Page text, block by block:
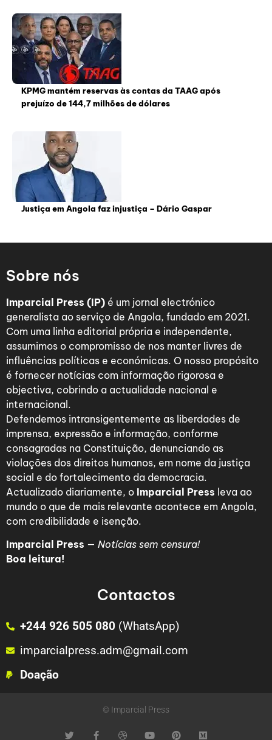
KPMG mantém reservas às contas da TAAG após
prejuízo de 144,7 milhões de dólares
Justiça em Angola faz injustiça – Dário Gaspar
Sobre nós
Imparcial Press (IP) é um jornal electrónico
generalista ao serviço de Angola, fundado em 2021.
Com uma linha editorial própria e independente,
assumimos o compromisso de nos manter livres de
influências políticas e económicas. O nosso propósito
é fornecer notícias com informação rigorosa e
objectiva, cobrindo a actualidade nacional e
internacional.
Defendemos intransigentemente as liberdades de
imprensa, expressão e informação, conforme
consagradas na Constituição, denunciando as
violações dos direitos humanos, em nome da justiça
social e do fortalecimento da democracia.
Actualizado diariamente, o Imparcial Press leva ao
mundo o que de mais relevante acontece em Angola,
com credibilidade e isenção.
Imparcial Press — Notícias sem censura!
Boa leitura!
Contactos
+244 926 505 080 (WhatsApp)
imparcialpress.adm@gmail.com
Doação
© Imparcial Press